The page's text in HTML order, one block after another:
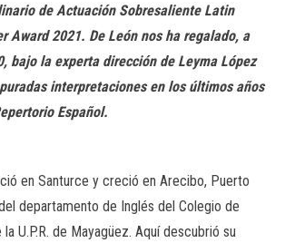
de Actuación Sobresaliente Latin
Award 2021. De León nos ha regalado, a
bajo la experta dirección de Leyma López
interpretaciones en los últimos años
Español.
en Santurce y creció en Arecibo, Puerto
departamento de Inglés del Colegio de
U.P.R. de Mayagüez. Aquí descubrió su